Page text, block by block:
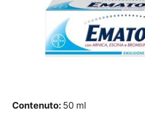
Contenuto: 50 ml